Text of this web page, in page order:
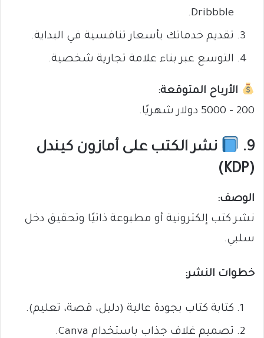
Dribbble.
تقديم خدماتك بأسعار تنافسية في البداية.
التوسع عبر بناء علامة تجارية شخصية.
الأرباح المتوقعة:
200 – 5000 دولار شهريًا.
9.
نشر الكتب على أمازون كيندل
(KDP)
الوصف:
نشر كتب إلكترونية أو مطبوعة ذاتيًا وتحقيق دخل
سلبي.
خطوات النشر:
كتابة كتاب بجودة عالية (دليل، قصة، تعليم).
تصميم غلاف جذاب باستخدام Canva.